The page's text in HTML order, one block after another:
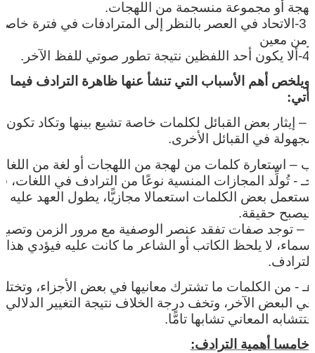
لهجة أو مجموعة منسجمة من اللهجات.
3-الاتحاد في العصر بالنظر إلى المترادفات في فترة
زمن معين
4-ألا يكون أحد اللفظين نتيجة تطور صوتي للفظ الآخر.
ويلخص أهم الأسباب التي تنشأ عنها ظاهرة الترادف فيما
يأتي:
أ – إيثار بعض القبائل لكلمات خاصة تشيع بينها وتكاد تكون
مجهولة في القبائل الأخرى.
ب – استعارة كلمات من لهجة من اللهجات أو لغة من
جـ - تُولِّد المجازات المنسية نوعًا من الترادف في اللغات،
تستعمل بعض الكلمات استعمالا مجازيًّا، يطول العهد عليه
فيصبح حقيقة.
د – توجد صفات تفقد عنصر الوصفية مع مرور الزمن
أسماء، لا يلحظ الكاتب أو الشاعر ما كانت عليه فيؤدي هذا
الترادف.
هـ - من الكلمات ما تشترك معانيها في بعض الأجزاء،
في البعض الآخر، وتخف درجة الخلاف نتيجة التغيير الدلالي،
فتتشابه المعاني تشابها تامًّا.
-خامسا أهمية الترادف: